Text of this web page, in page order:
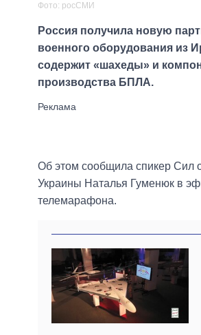
Фото: росСМИ
Россия получила новую
военного оборудования из
содержит «шахеды» и
производства БПЛА.
Об этом сообщила спикер Сил
Украины Наталья Гуменюк в
телемарафона.